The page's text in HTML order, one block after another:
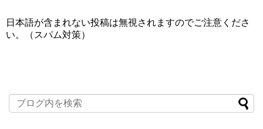
日本語が含まれない投稿は無視されますのでご注意くださ
い。（スパム対策）